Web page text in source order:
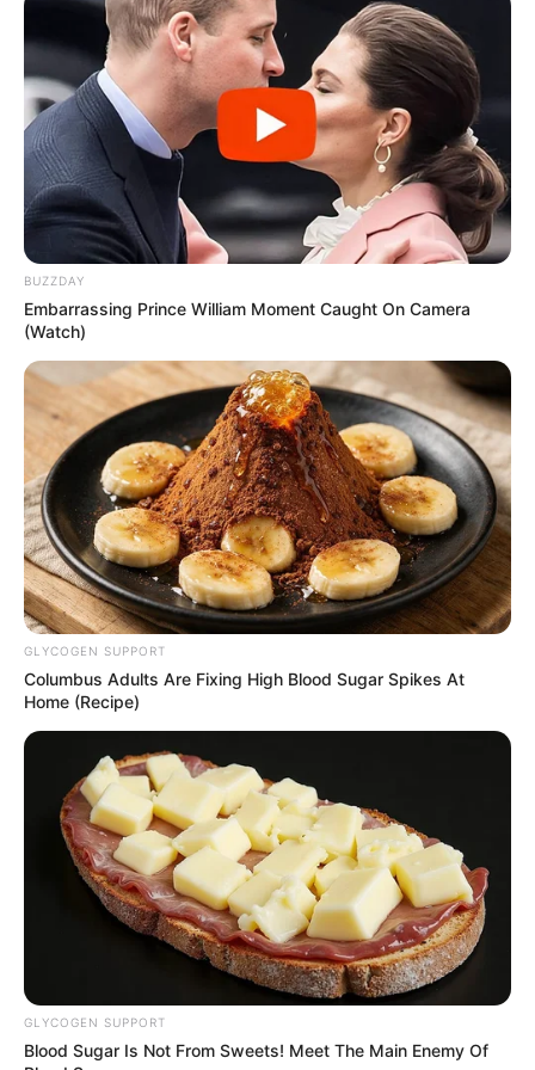
BUZZDAY
Embarrassing Prince William Moment Caught On Camera
(Watch)
GLYCOGEN SUPPORT
Columbus Adults Are Fixing High Blood Sugar Spikes At
Home (Recipe)
GLYCOGEN SUPPORT
Blood Sugar Is Not From Sweets! Meet The Main Enemy Of